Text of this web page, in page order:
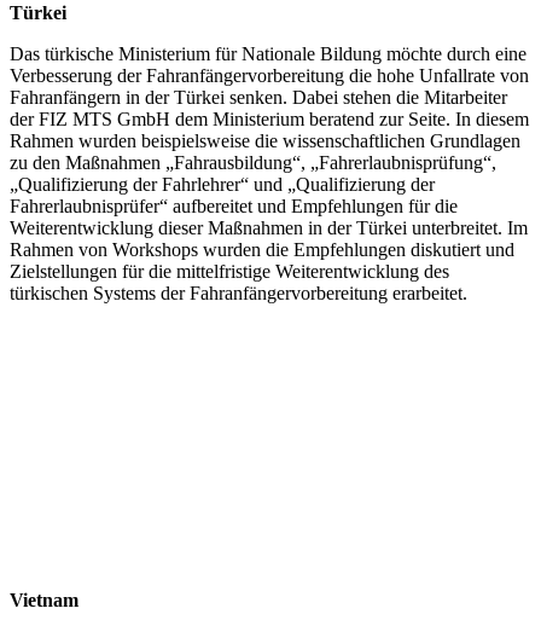
Türkei
Das türkische Ministerium für Nationale Bildung möchte durch eine
Verbesserung der Fahranfängervorbereitung die hohe Unfallrate von
Fahranfängern in der Türkei senken. Dabei stehen die Mitarbeiter
der FIZ MTS GmbH dem Ministerium beratend zur Seite. In diesem
Rahmen wurden beispielsweise die wissenschaftlichen Grundlagen
zu den Maßnahmen „Fahrausbildung“, „Fahrerlaubnisprüfung“,
„Qualifizierung der Fahrlehrer“ und „Qualifizierung der
Fahrerlaubnisprüfer“ aufbereitet und Empfehlungen für die
Weiterentwicklung dieser Maßnahmen in der Türkei unterbreitet. Im
Rahmen von Workshops wurden die Empfehlungen diskutiert und
Zielstellungen für die mittelfristige Weiterentwicklung des
türkischen Systems der Fahranfängervorbereitung erarbeitet.
Vietnam